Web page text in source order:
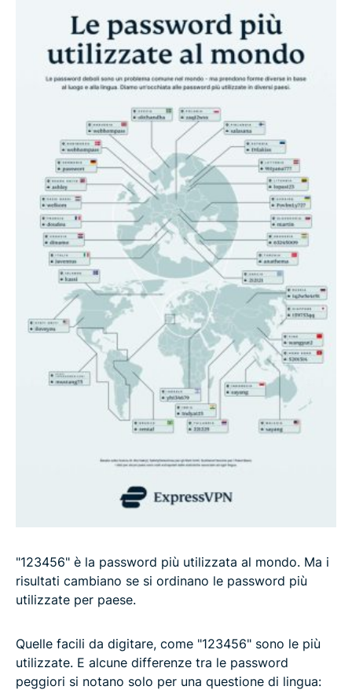
"123456" è la password più utilizzata al mondo. Ma i
risultati cambiano se si ordinano le password più
utilizzate per paese.
Quelle facili da digitare, come "123456" sono le più
utilizzate. E alcune differenze tra le password
peggiori si notano solo per una questione di lingua: